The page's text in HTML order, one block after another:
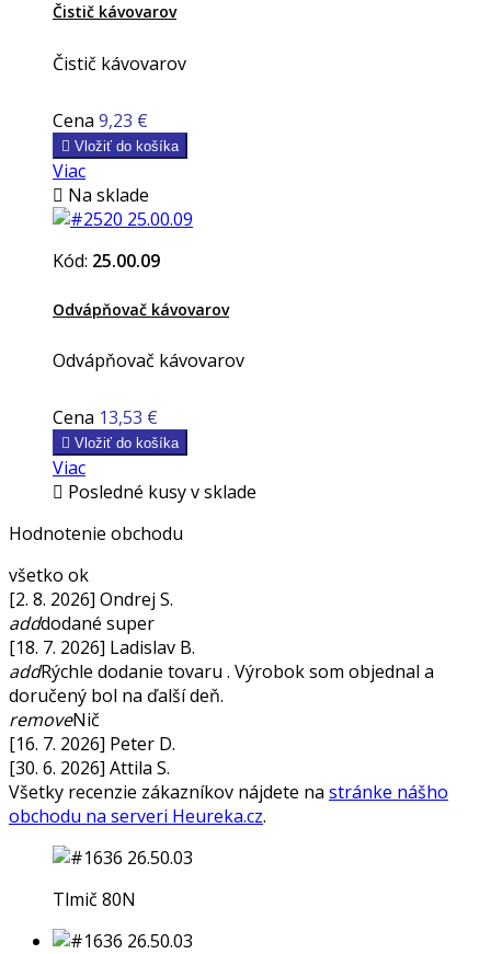
Čistič kávovarov
Čistič kávovarov
Cena 9,23 €
 Vložiť do košíka
Viac
 Na sklade
Kód: 25.00.09
Odvápňovač kávovarov
Odvápňovač kávovarov
Cena 13,53 €
 Vložiť do košíka
Viac
 Posledné kusy v sklade
Hodnotenie obchodu
všetko ok
[2. 8. 2026] Ondrej S.
adddodané super
[18. 7. 2026] Ladislav B.
addRýchle dodanie tovaru . Výrobok som objednal a
doručený bol na ďalší deň.
removeNič
[16. 7. 2026] Peter D.
[30. 6. 2026] Attila S.
Všetky recenzie zákazníkov nájdete na stránke nášho
obchodu na serveri Heureka.cz.
Tlmič 80N